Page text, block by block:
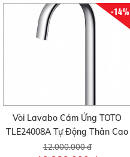
-14%
Vòi Lavabo Cảm Ứng TOTO
TLE24008A Tự Động Thân Cao
12.000.000 đ